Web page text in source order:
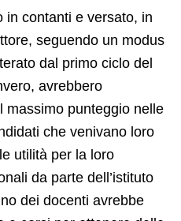
in contanti e versato, in
seguendo un modus
dal primo ciclo del
avrebbero
massimo punteggio nelle
che venivano loro
utilità per la loro
da parte dell’istituto
dei docenti avrebbe